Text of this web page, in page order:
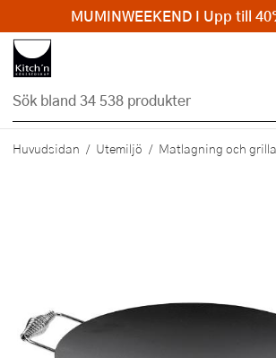
Hopp till huvudinnehållet
Huvudsidan Utemiljö Matlagning och
MUMINWEEKEND I Upp till